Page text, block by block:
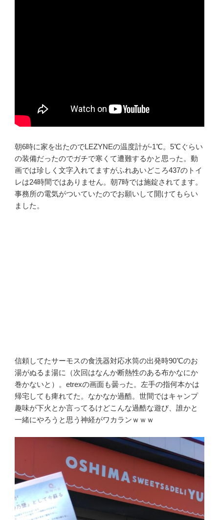
朝6時に家を出たのでLEZYNEの温度計が-1℃。5℃ぐらい
の装備だったのでガチで寒くて遭難するかと思った。動
画では珍しく文字入れてますがふれあいどころ437のトイ
レは24時間ではありません。朝7時では施錠されてます。
事務所の電気がついていたのでお願いして開けてもらい
ました。
信頼してたサーモスの食洗器対応水筒の出発時90℃のお
湯がぬるま湯に（次回はなんか断熱性のある布かなにか
巻かないと）。etrexの画面も曇った。左手の指何本かは
帰宅しても痺れてた。なかなか過酷。世間ではキャンプ
趣味が下火とか言ってるけどこんな過酷な遊び、誰かと
一緒にやろうと思う神経がワカランｗｗｗ